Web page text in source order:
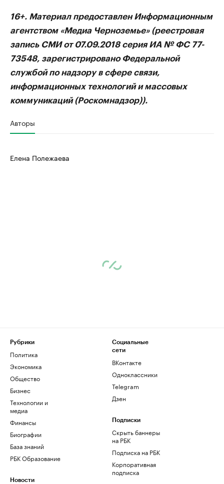
бренды спикеров бизнеса
Посмотрите
16+. Материал предоставлен Информационным
агентством «Медиа Черноземье» (реестровая
запись СМИ от 07.09.2018 серия ИА № ФС 77-
73548, зарегистрировано Федеральной
службой по надзору в сфере связи,
информационных технологий и массовых
коммуникаций (Роскомнадзор)).
Авторы
Елена Полежаева
Рубрики
Политика
Экономика
Общество
Бизнес
Технологии и
медиа
Финансы
Биографии
База знаний
РБК Образование
Новости
Социальные
сети
ВКонтакте
Одноклассники
Telegram
Дзен
Подписки
Скрыть баннеры
на РБК
Подписка на РБК
Корпоративная
подписка